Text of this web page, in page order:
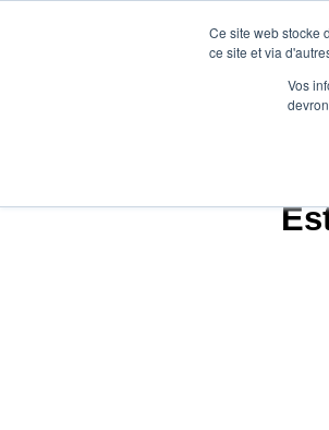
Ce site web stocke
ce site et via
Vos